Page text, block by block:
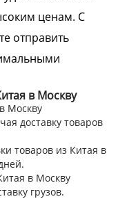
ценам. С
отправить
в Москву
Москву
доставку товаров
товаров из Китая в
в Москву
грузов.